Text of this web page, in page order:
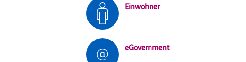
Einwohner
eGovernment